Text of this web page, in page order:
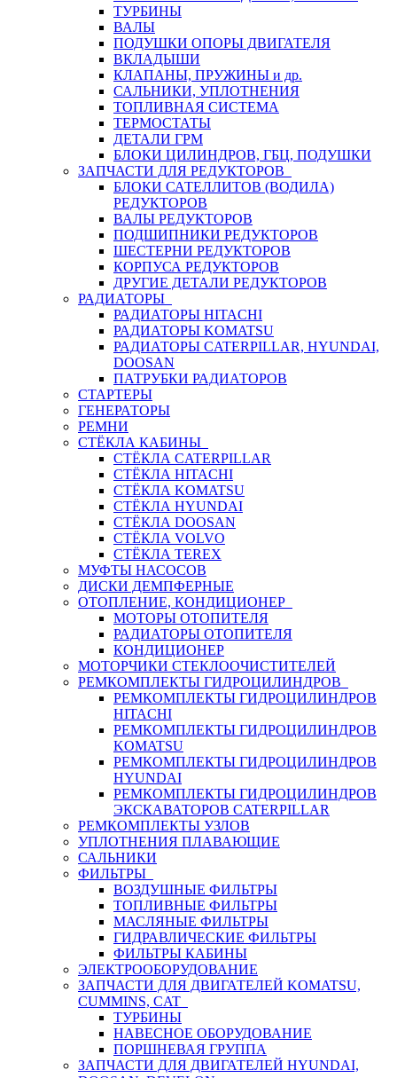
ТУРБИНЫ
ВАЛЫ
ПОДУШКИ ОПОРЫ ДВИГАТЕЛЯ
ВКЛАДЫШИ
КЛАПАНЫ, ПРУЖИНЫ и др.
САЛЬНИКИ, УПЛОТНЕНИЯ
ТОПЛИВНАЯ СИСТЕМА
ТЕРМОСТАТЫ
ДЕТАЛИ ГРМ
БЛОКИ ЦИЛИНДРОВ, ГБЦ, ПОДУШКИ
ЗАПЧАСТИ ДЛЯ РЕДУКТОРОВ
БЛОКИ САТЕЛЛИТОВ (ВОДИЛА)
РЕДУКТОРОВ
ВАЛЫ РЕДУКТОРОВ
ПОДШИПНИКИ РЕДУКТОРОВ
ШЕСТЕРНИ РЕДУКТОРОВ
КОРПУСА РЕДУКТОРОВ
ДРУГИЕ ДЕТАЛИ РЕДУКТОРОВ
РАДИАТОРЫ
РАДИАТОРЫ HITACHI
РАДИАТОРЫ KOMATSU
РАДИАТОРЫ CATERPILLAR, HYUNDAI,
DOOSAN
ПАТРУБКИ РАДИАТОРОВ
СТАРТЕРЫ
ГЕНЕРАТОРЫ
РЕМНИ
СТЁКЛА КАБИНЫ
СТЁКЛА CATERPILLAR
СТЁКЛА HITACHI
СТЁКЛА KOMATSU
СТЁКЛА HYUNDAI
СТЁКЛА DOOSAN
СТЁКЛА VOLVO
СТЁКЛА TEREX
МУФТЫ НАСОСОВ
ДИСКИ ДЕМПФЕРНЫЕ
ОТОПЛЕНИЕ, КОНДИЦИОНЕР
МОТОРЫ ОТОПИТЕЛЯ
РАДИАТОРЫ ОТОПИТЕЛЯ
КОНДИЦИОНЕР
МОТОРЧИКИ СТЕКЛООЧИСТИТЕЛЕЙ
РЕМКОМПЛЕКТЫ ГИДРОЦИЛИНДРОВ
РЕМКОМПЛЕКТЫ ГИДРОЦИЛИНДРОВ
HITACHI
РЕМКОМПЛЕКТЫ ГИДРОЦИЛИНДРОВ
KOMATSU
РЕМКОМПЛЕКТЫ ГИДРОЦИЛИНДРОВ
HYUNDAI
РЕМКОМПЛЕКТЫ ГИДРОЦИЛИНДРОВ
ЭКСКАВАТОРОВ CATERPILLAR
РЕМКОМПЛЕКТЫ УЗЛОВ
УПЛОТНЕНИЯ ПЛАВАЮЩИЕ
САЛЬНИКИ
ФИЛЬТРЫ
ВОЗДУШНЫЕ ФИЛЬТРЫ
ТОПЛИВНЫЕ ФИЛЬТРЫ
МАСЛЯНЫЕ ФИЛЬТРЫ
ГИДРАВЛИЧЕСКИЕ ФИЛЬТРЫ
ФИЛЬТРЫ КАБИНЫ
ЭЛЕКТРООБОРУДОВАНИЕ
ЗАПЧАСТИ ДЛЯ ДВИГАТЕЛЕЙ KOMATSU,
CUMMINS, CAT
ТУРБИНЫ
НАВЕСНОЕ ОБОРУДОВАНИЕ
ПОРШНЕВАЯ ГРУППА
ЗАПЧАСТИ ДЛЯ ДВИГАТЕЛЕЙ HYUNDAI,